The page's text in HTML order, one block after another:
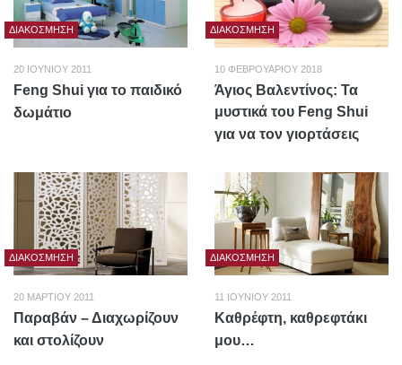
ΔΙΑΚΌΣΜΗΣΗ
20 ΙΟΥΝΊΟΥ 2011
Feng Shui για το παιδικό
δωμάτιο
ΔΙΑΚΌΣΜΗΣΗ
10 ΦΕΒΡΟΥΑΡΊΟΥ 2018
Άγιος Βαλεντίνος: Τα
μυστικά του Feng Shui
για να τον γιορτάσεις
ΔΙΑΚΌΣΜΗΣΗ
20 ΜΑΡΤΊΟΥ 2011
Παραβάν – Διαχωρίζουν
και στολίζουν
ΔΙΑΚΌΣΜΗΣΗ
11 ΙΟΥΝΊΟΥ 2011
Καθρέφτη, καθρεφτάκι
μου…